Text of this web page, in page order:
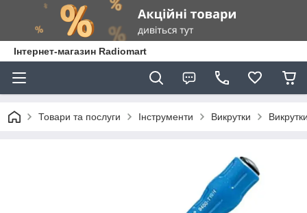
Інтернет-магазин Radiomart
Товари та послуги Інструменти Викрутки